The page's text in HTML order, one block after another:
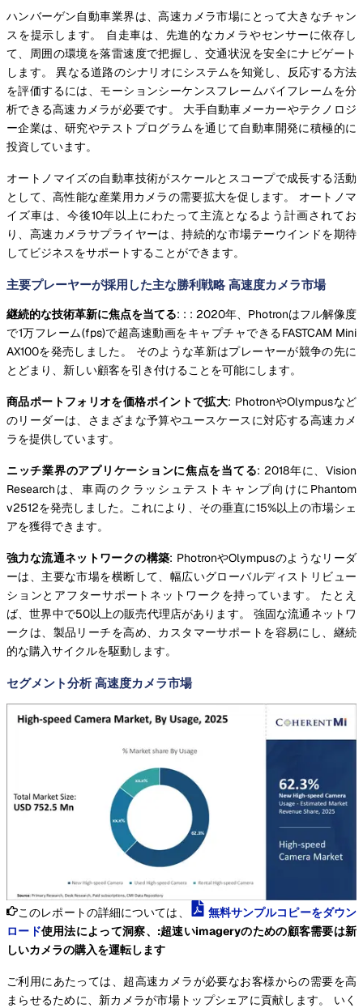
ハンバーゲン自動車業界は、高速カメラ市場にとって大きなチャン
スを提示します。 自走車は、先進的なカメラやセンサーに依存し
て、周囲の環境を落雷速度で把握し、交通状況を安全にナビゲート
します。 異なる道路のシナリオにシステムを知覚し、反応する方法
を評価するには、モーションシーケンスフレームバイフレームを分
析できる高速カメラが必要です。 大手自動車メーカーやテクノロジ
ー企業は、研究やテストプログラムを通じて自動車開発に積極的に
投資しています。
オートノマイズの自動車技術がスケールとスコープで成長する活動
として、高性能な産業用カメラの需要拡大を促します。 オートノマ
イズ車は、今後10年以上にわたって主流となるよう計画されてお
り、高速カメラサプライヤーは、持続的な市場テーウインドを期待
してビジネスをサポートすることができます。
主要プレーヤーが採用した主な勝利戦略 高速度カメラ市場
継続的な技術革新に焦点を当てる: : : 2020年、Photronはフル解像度
で1万フレーム(fps)で超高速動画をキャプチャできるFASTCAM Mini
AX100を発売しました。 そのような革新はプレーヤーが競争の先に
とどまり、新しい顧客を引き付けることを可能にします。
商品ポートフォリオを価格ポイントで拡大: PhotronやOlympusなど
のリーダーは、さまざまな予算やユースケースに対応する高速カメ
ラを提供しています。
ニッチ業界のアプリケーションに焦点を当てる: 2018年に、Vision
Researchは、車両のクラッシュテストキャンプ向けにPhantom
v2512を発売しました。これにより、その垂直に15%以上の市場シェ
アを獲得できます。
強力な流通ネットワークの構築: PhotronやOlympusのようなリーダ
ーは、主要な市場を横断して、幅広いグローバルディストリビュー
ションとアフターサポートネットワークを持っています。 たとえ
ば、世界中で50以上の販売代理店があります。 強固な流通ネットワ
ークは、製品リーチを高め、カスタマーサポートを容易にし、継続
的な購入サイクルを駆動します。
セグメント分析 高速度カメラ市場
このレポートの詳細については、
無料サンプルコピーをダウン
ロード使用法によって洞察、:超速いimageryのための顧客需要は新
しいカメラの購入を運転します
ご利用にあたっては、超高速カメラが必要なお客様からの需要を高
まらせるために、新カメラが市場トップシェアに貢献します。 いく